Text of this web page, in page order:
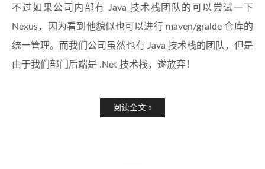
不过如果公司内部有 Java 技术栈团队的可以尝试一下
Nexus，因为看到他貌似也可以进行 maven/gralde 仓库的
统一管理。而我们公司虽然也有 Java 技术栈的团队，但是
由于我们部门后端是 .Net 技术栈，遂放弃！
阅读全文 »